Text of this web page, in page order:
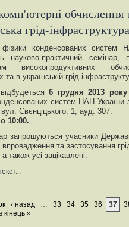
обчислення
грід-
фізики конденсованих систем
науково-практичний семінар,
високопродуктивних
та в українській грід-
6 грудня 2013 року
систем НАН України
Свєнціцького, 1, ауд. 307.
10:00.
запрошуються учасники
та застосування
а також усі зацікавлені.
‹ назад … 33 34 35 36 37
кінець »